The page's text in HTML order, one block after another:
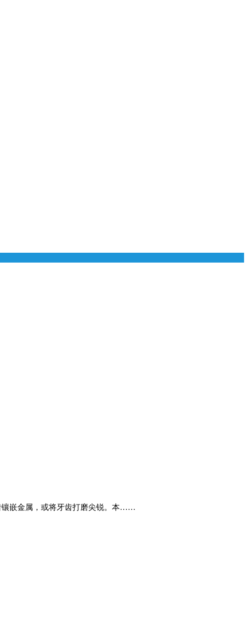
镶嵌金属，或将牙齿打磨尖锐。本……